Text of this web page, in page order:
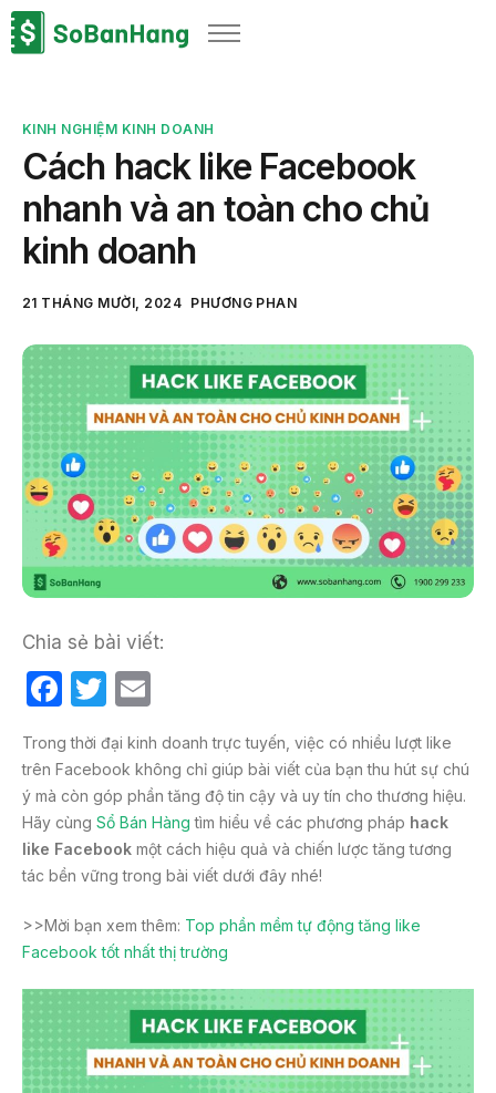
Sản phẩm
Bảng giá
Blog
Thông tin thuế
Về chúng tôi
KINH NGHIỆM KINH DOANH
Cách hack like Facebook
nhanh và an toàn cho chủ
kinh doanh
21 THÁNG MƯỜI, 2024 PHƯƠNG PHAN
Chia sẻ bài viết:
F
c
e
b
o
k
T
itt
er
ail
Trong thời đại kinh doanh trực tuyến, việc có nhiều lượt like
trên Facebook không chỉ giúp bài viết của bạn thu hút sự chú
ý mà còn góp phần tăng độ tin cậy và uy tín cho thương hiệu.
Hãy cùng Sổ Bán Hàng tìm hiểu về các phương pháp hack
like Facebook một cách hiệu quả và chiến lược tăng tương
tác bền vững trong bài viết dưới đây nhé!
>>Mời bạn xem thêm: Top phần mềm tự động tăng like
Facebook tốt nhất thị trường